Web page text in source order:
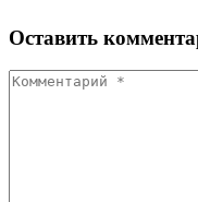
Оставить